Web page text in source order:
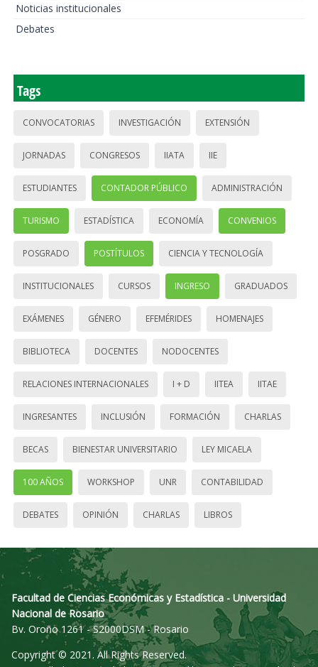
Noticias institucionales
Debates
Tags
CONVOCATORIAS INVESTIGACIÓN EXTENSIÓN
JORNADAS CONGRESOS IIATA IIE
ESTUDIANTES CONTADOR PÚBLICO ADMINISTRACIÓN
TURISMO ESTADÍSTICA ECONOMÍA CONVENIOS
POSGRADO POSTÍTULOS CIENCIA Y TECNOLOGÍA
INSTITUCIONALES CURSOS INGRESO GRADUADOS
EXÁMENES GÉNERO EFEMÉRIDES HOMENAJES
BIBLIOTECA DOCENTES NODOCENTES
RELACIONES INTERNACIONALES I + D IITEA IITAE
INGRESANTES INCLUSIÓN FORMACIÓN CHARLAS
BECAS BIENESTAR UNIVERSITARIO LEY MICAELA
100 AÑOS WORKSHOP UNR CONTABILIDAD
DEBATES OPINIÓN CHARLAS LIBROS
Facultad de Ciencias Económicas y Estadística - Universidad
Nacional de Rosario
Bv. Oroño 1261 - S2000DSM - Rosario
Copyright © 2021. All Rights Reserved.